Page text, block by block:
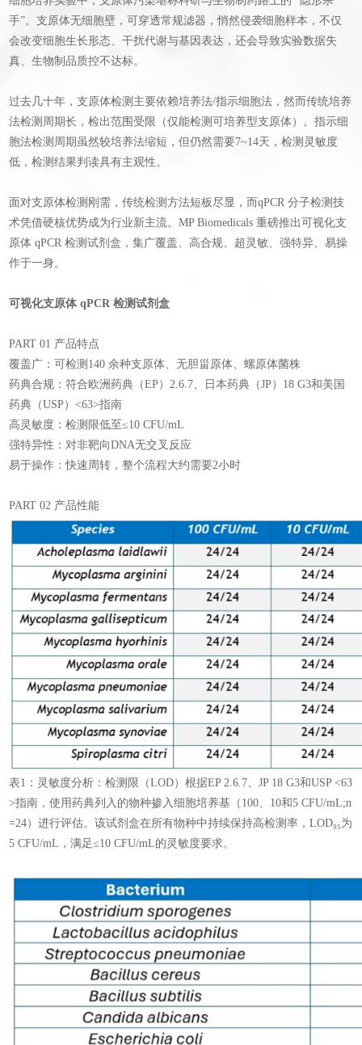
手”。支原体无细胞壁，可穿透常规滤器，悄然侵袭细胞样本，不仅
会改变细胞生长形态、干扰代谢与基因表达，还会导致实验数据失
真、生物制品质控不达标。
过去几十年，支原体检测主要依赖培养法/指示细胞法，然而传统培养
法检测周期长，检出范围受限（仅能检测可培养型支原体）。指示细
胞法检测周期虽然较培养法缩短，但仍然需要7~14天，检测灵敏度
低，检测结果判读具有主观性。
面对支原体检测刚需，传统检测方法短板尽显，而qPCR 分子检测技
术凭借硬核优势成为行业新主流。MP Biomedicals 重磅推出可视化支
原体 qPCR 检测试剂盒，集广覆盖、高合规、超灵敏、强特异、易操
作于一身。
可视化支原体 qPCR 检测试剂盒
PART 01 产品特点
覆盖广：可检测140 余种支原体、无胆甾原体、螺原体菌株
药典合规：符合欧洲药典（EP）2.6.7、日本药典（JP）18 G3和美国
药典（USP）<63>指南
高灵敏度：检测限低至≤10 CFU/mL
强特异性：对非靶向DNA无交叉反应
易于操作：快速周转，整个流程大约需要2小时
PART 02 产品性能
表1： 灵敏度分析：检测限（LOD）根据EP 2.6.7、JP 18 G3和USP <63
>指南，使用药典列入的物种掺入细胞培养基（100、10和5 CFU/mL;n
=24）进行评估。该试剂盒在所有物种中持续保持高检测率，LOD₉₅为
5 CFU/mL，满足≤10 CFU/mL的灵敏度要求。